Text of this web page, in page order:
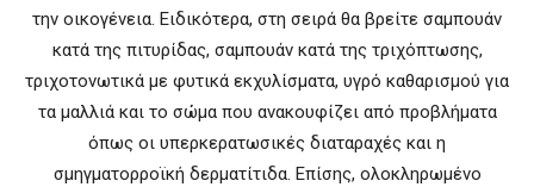
την οικογένεια. Ειδικότερα, στη σειρά θα βρείτε σαμπουάν
κατά της πιτυρίδας, σαμπουάν κατά της τριχόπτωσης,
τριχοτονωτικά με φυτικά εκχυλίσματα, υγρό καθαρισμού για
τα μαλλιά και το σώμα που ανακουφίζει από προβλήματα
όπως οι υπερκερατωσικές διαταραχές και η
σμηγματορροϊκή δερματίτιδα. Επίσης, ολοκληρωμένο